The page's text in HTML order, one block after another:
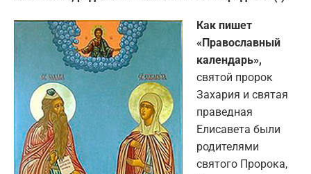
Как пишет
«Православный
календарь»,
святой пророк
Захария и святая
праведная
Елисавета были
родителями
святого Пророка,